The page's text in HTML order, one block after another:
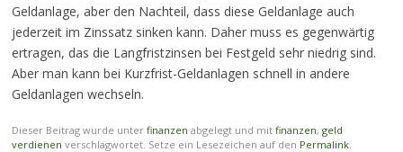
Geldanlage, aber den Nachteil, dass diese Geldanlage auch
jederzeit im Zinssatz sinken kann. Daher muss es gegenwärtig
ertragen, das die Langfristzinsen bei Festgeld sehr niedrig sind.
Aber man kann bei Kurzfrist-Geldanlagen schnell in andere
Geldanlagen wechseln.
Dieser Beitrag wurde unter finanzen abgelegt und mit finanzen, geld
verdienen verschlagwortet. Setze ein Lesezeichen auf den Permalink.